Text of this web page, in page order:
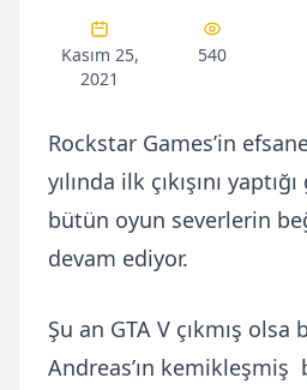
Kasım 25,
2021
540
Rockstar Games’in
yılında ilk çıkışını
bütün oyun severlerin
devam ediyor.
Şu an GTA V çıkmış olsa
Andreas’ın